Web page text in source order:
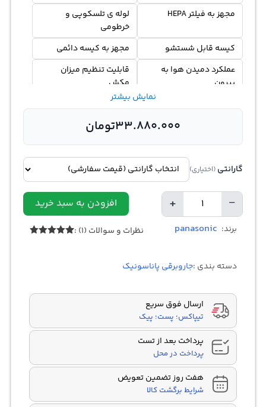
مجهز به فیلتر HEPA
لوله ی تلسکوپی و
خرطومی
کیسه قابل شستشو
مجهز به کیسه دائمی
عملکرد دمیدن هوا به
بیرون
قابلیت تنظیم میزان
مکش
نمایش بیشتر
33.880.000تومان
گارانتی (اختیاری)
−
+ افزودن به سبد خرید
برند: panasonic نظرات و سوالات (1) :
دسته بندی :جاروبرقی پاناسونیک
ارسال فوق سریع
تیپاکس؛ پست؛ پیک
پرداخت بعد از تست
پرداخت در محل
هفت روز تضمین تعویض
شرایط برگشت کالا